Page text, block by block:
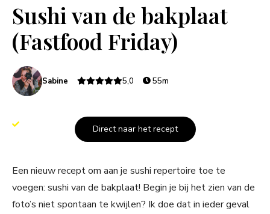
Sushi van de bakplaat
(Fastfood Friday)
Sabine 5,0 55m
Direct naar het recept
Een nieuw recept om aan je sushi repertoire toe te
voegen: sushi van de bakplaat! Begin je bij het zien van de
foto’s niet spontaan te kwijlen? Ik doe dat in ieder geval